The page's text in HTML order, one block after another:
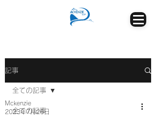
記事
全ての記事
全ての記事
Mckenzie
2023年7月26日